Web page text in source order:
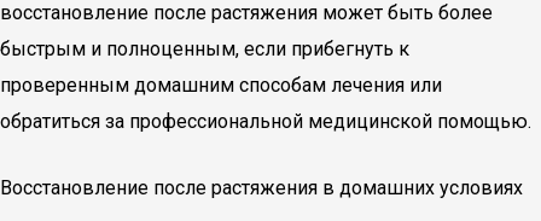
восстановление после растяжения может быть более
быстрым и полноценным, если прибегнуть к
проверенным домашним способам лечения или
обратиться за профессиональной медицинской помощью.
Восстановление после растяжения в домашних условиях